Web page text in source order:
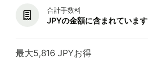
合計手数料
JPYの金額に含まれています
最大5,816 JPYお得